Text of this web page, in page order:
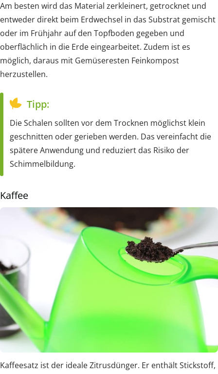
Am besten wird das Material zerkleinert, getrocknet und
entweder direkt beim Erdwechsel in das Substrat gemischt
oder im Frühjahr auf den Topfboden gegeben und
oberflächlich in die Erde eingearbeitet. Zudem ist es
möglich, daraus mit Gemüseresten Feinkompost
herzustellen.
Tipp:
Die Schalen sollten vor dem Trocknen möglichst klein
geschnitten oder gerieben werden. Das vereinfacht die
spätere Anwendung und reduziert das Risiko der
Schimmelbildung.
Kaffee
Kaffeesatz ist der ideale Zitrusdünger. Er enthält Stickstoff,